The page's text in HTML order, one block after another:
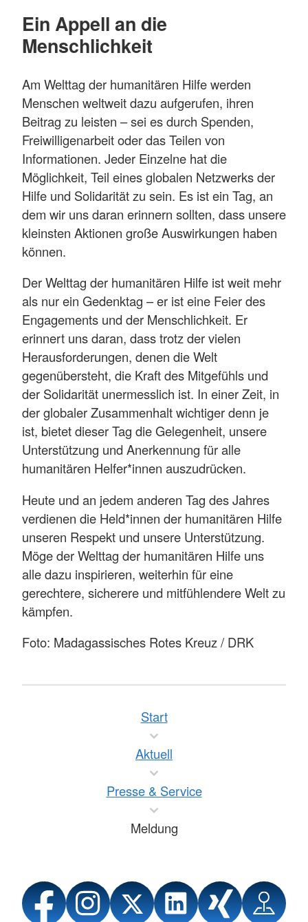
Ein Appell an die
Menschlichkeit
Am Welttag der humanitären Hilfe werden
Menschen weltweit dazu aufgerufen, ihren
Beitrag zu leisten – sei es durch Spenden,
Freiwilligenarbeit oder das Teilen von
Informationen. Jeder Einzelne hat die
Möglichkeit, Teil eines globalen Netzwerks der
Hilfe und Solidarität zu sein. Es ist ein Tag, an
dem wir uns daran erinnern sollten, dass unsere
kleinsten Aktionen große Auswirkungen haben
können.
Der Welttag der humanitären Hilfe ist weit mehr
als nur ein Gedenktag – er ist eine Feier des
Engagements und der Menschlichkeit. Er
erinnert uns daran, dass trotz der vielen
Herausforderungen, denen die Welt
gegenübersteht, die Kraft des Mitgefühls und
der Solidarität unermesslich ist. In einer Zeit, in
der globaler Zusammenhalt wichtiger denn je
ist, bietet dieser Tag die Gelegenheit, unsere
Unterstützung und Anerkennung für alle
humanitären Helfer*innen auszudrücken.
Heute und an jedem anderen Tag des Jahres
verdienen die Held*innen der humanitären Hilfe
unseren Respekt und unsere Unterstützung.
Möge der Welttag der humanitären Hilfe uns
alle dazu inspirieren, weiterhin für eine
gerechtere, sicherere und mitfühlendere Welt zu
kämpfen.
Foto: Madagassisches Rotes Kreuz / DRK
Start
Aktuell
Presse & Service
Meldung